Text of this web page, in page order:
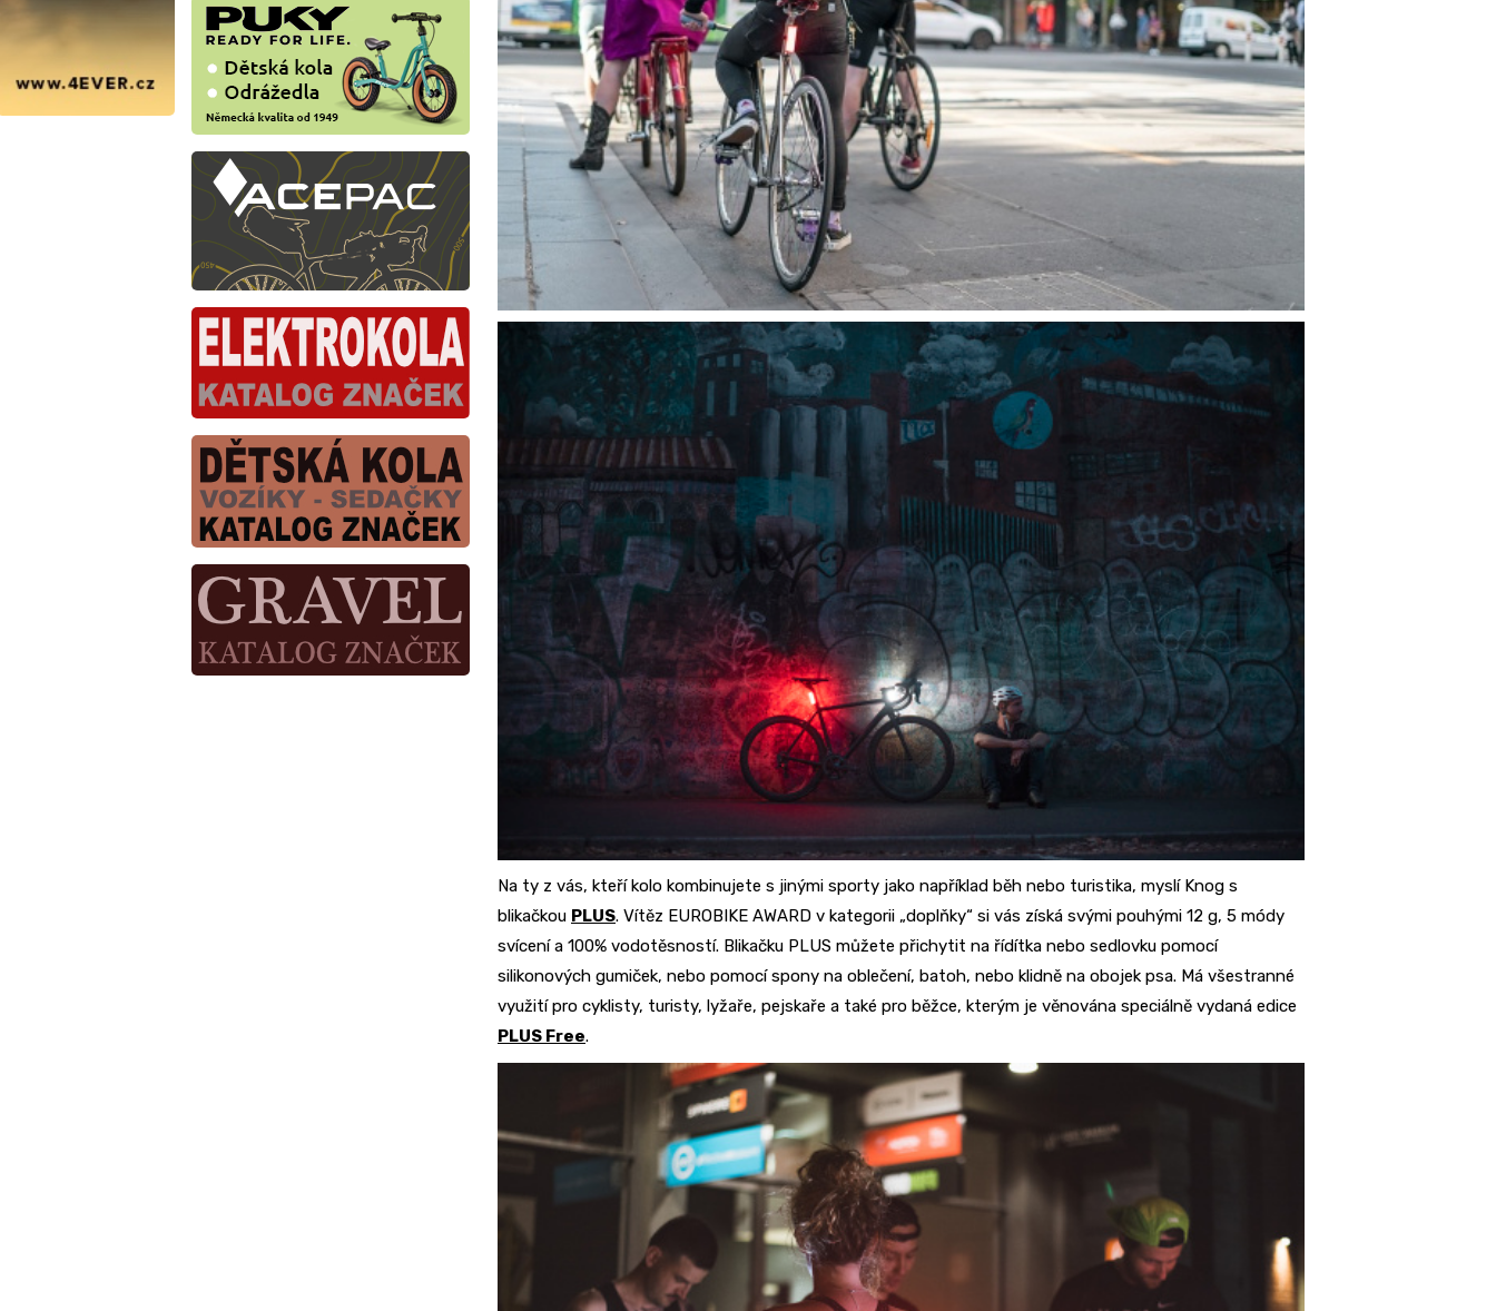
Na ty z vás, kteří kolo kombinujete s jinými sporty jako například běh nebo turistika, myslí Knog s
blikačkou PLUS. Vítěz EUROBIKE AWARD v kategorii „doplňky“ si vás získá svými pouhými 12 g, 5 módy
svícení a 100% vodotěsností. Blikačku PLUS můžete přichytit na řídítka nebo sedlovku pomocí
silikonových gumiček, nebo pomocí spony na oblečení, batoh, nebo klidně na obojek psa. Má všestranné
využití pro cyklisty, turisty, lyžaře, pejskaře a také pro běžce, kterým je věnována speciálně vydaná edice
PLUS Free.